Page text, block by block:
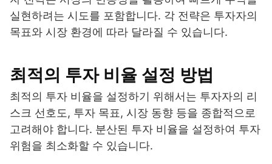
실현하려는 시도를 포함합니다. 각 전략은 투자자의
목표와 시장 환경에 따라 달라질 수 있습니다.
최적의 투자 비율 설정 방법
최적의 투자 비율을 설정하기 위해서는 투자자의 리
스크 선호도, 투자 목표, 시장 동향 등을 종합적으로
고려해야 합니다. 분산된 투자 비율을 설정하여 투자
위험을 최소화할 수 있습니다.